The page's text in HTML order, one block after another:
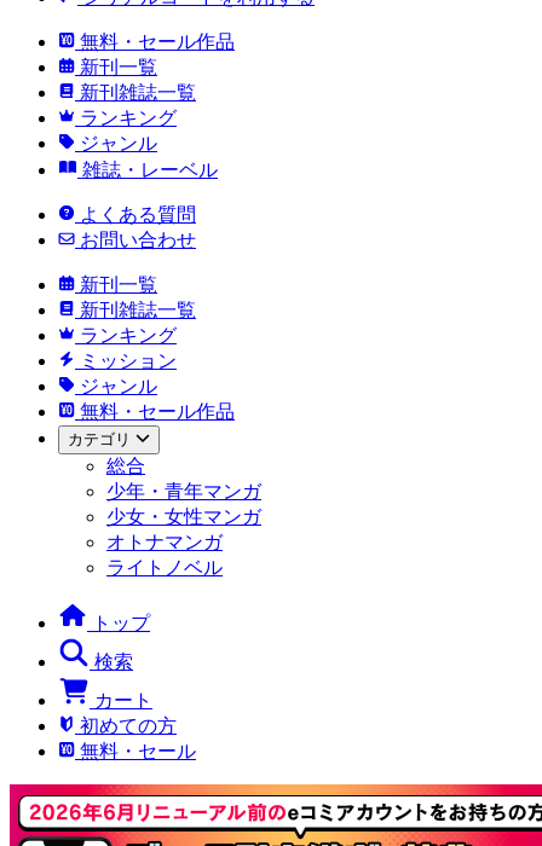
無料・セール作品
新刊一覧
新刊雑誌一覧
ランキング
ジャンル
雑誌・レーベル
よくある質問
お問い合わせ
新刊一覧
新刊雑誌一覧
ランキング
ミッション
ジャンル
無料・セール作品
カテゴリ
総合
少年・青年マンガ
少女・女性マンガ
オトナマンガ
ライトノベル
トップ
検索
カート
初めての方
無料・セール